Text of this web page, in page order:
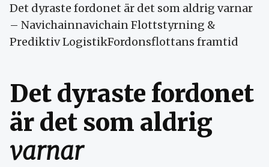
Det dyraste fordonet är det som aldrig varnar
– Navichainnavichain Flottstyrning &
Prediktiv LogistikFordonsflottans framtid
Det dyraste fordonet
är det som aldrig
varnar